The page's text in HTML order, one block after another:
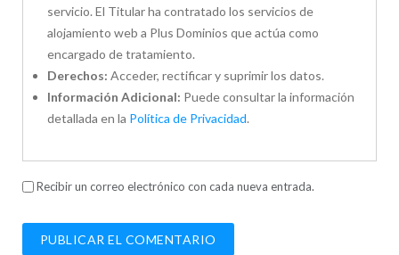
servicio. El Titular ha contratado los servicios de
alojamiento web a Plus Dominios que actúa como
encargado de tratamiento.
Derechos: Acceder, rectificar y suprimir los datos.
Información Adicional: Puede consultar la información
detallada en la Política de Privacidad.
Recibir un correo electrónico con cada nueva entrada.